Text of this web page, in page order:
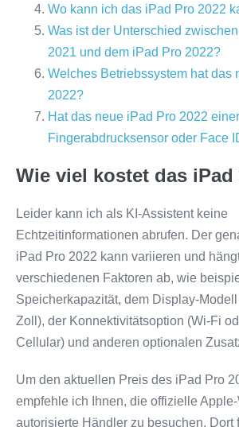
Wo kann ich das iPad Pro 2022
Was ist der Unterschied
2021 und dem iPad Pro 2022?
Welches Betriebssystem hat das
2022?
Hat das neue iPad Pro 2022
Fingerabdrucksensor oder Face
Wie viel kostet das iPad
Leider kann ich als KI-Assistent keine
Echtzeitinformationen abrufen. Der
iPad Pro 2022 kann variieren und
verschiedenen Faktoren ab, wie
Speicherkapazität, dem Display-
Zoll), der Konnektivitätsoption (Wi-Fi
Cellular) und anderen optionalen
Um den aktuellen Preis des iPad Pro
empfehle ich Ihnen, die offizielle
autorisierte Händler zu besuchen. Dort